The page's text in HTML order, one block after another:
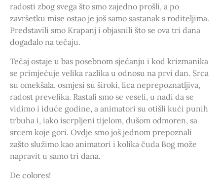
radosti zbog svega što smo zajedno prošli, a po
završetku mise ostao je još samo sastanak s roditeljima.
Predstavili smo Krapanj i objasnili što se ova tri dana
događalo na tečaju.
Tečaj ostaje u bas posebnom sjećanju i kod krizmanika
se primjećuje velika razlika u odnosu na prvi dan. Srca
su omekšala, osmjesi su široki, lica neprepoznatljiva,
radost prevelika. Rastali smo se veseli, u nadi da se
vidimo i iduće godine, a animatori su otišli kući punih
trbuha i, iako iscrpljeni tijelom, dušom odmoren, sa
srcem koje gori. Ovdje smo još jednom prepoznali
zašto služimo kao animatori i kolika čuda Bog može
napravit u samo tri dana.
De colores!